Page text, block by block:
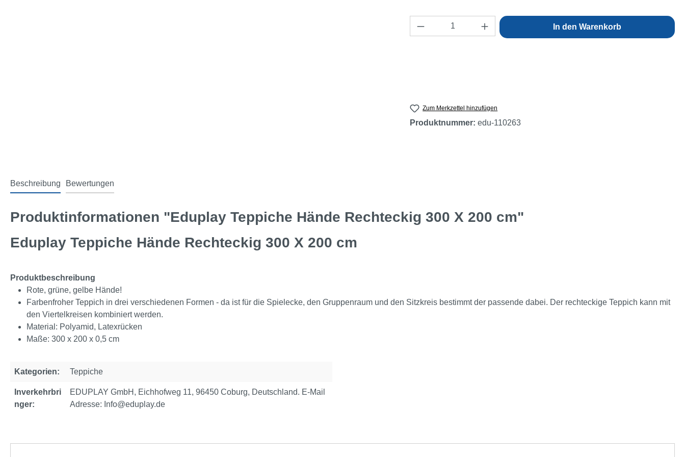
Produkt Anzahl: Gib den gewünschten Wert ein
In den Warenkorb
Zum Merkzettel hinzufügen
Produktnummer: edu-110263
Beschreibung Bewertungen
Produktinformationen "Eduplay Teppiche Hände Rechteckig 300 X 200 cm"
Eduplay Teppiche Hände Rechteckig 300 X 200 cm
Produktbeschreibung
Rote, grüne, gelbe Hände!
Farbenfroher Teppich in drei verschiedenen Formen - da ist für die Spielecke, den Gruppenraum und den Sitzkreis bestimmt der passende dabei. Der rechteckige Teppich kann mit
den Viertelkreisen kombiniert werden.
Material: Polyamid, Latexrücken
Maße: 300 x 200 x 0,5 cm
Kategorien: Teppiche
Inverkehrbri
nger:
EDUPLAY GmbH, Eichhofweg 11, 96450 Coburg, Deutschland. E-Mail
Adresse: Info@eduplay.de